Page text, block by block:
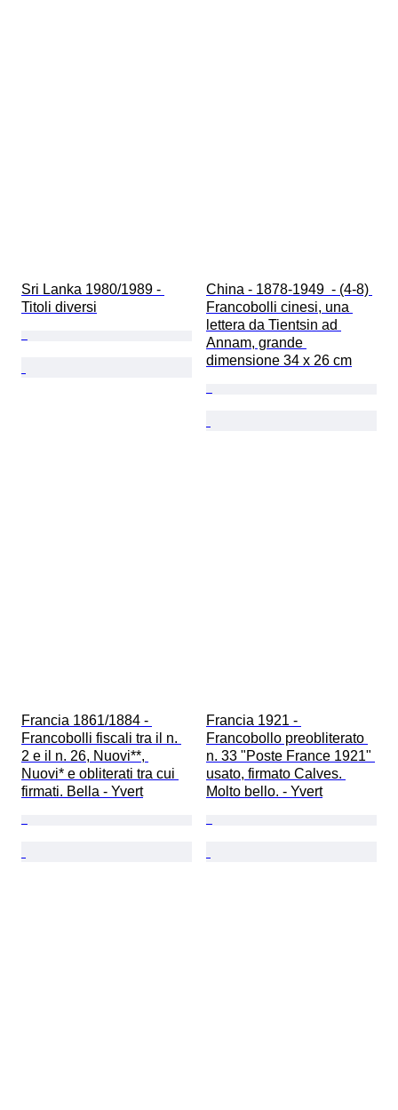
Sri Lanka 1980/1989 -
Titoli diversi
China - 1878-1949  - (4-8)
Francobolli cinesi, una
lettera da Tientsin ad
Annam, grande
dimensione 34 x 26 cm
Francia 1861/1884 -
Francobolli fiscali tra il n.
2 e il n. 26, Nuovi**,
Nuovi* e obliterati tra cui
firmati. Bella - Yvert
Francia 1921 -
Francobollo preobliterato
n. 33 "Poste France 1921"
usato, firmato Calves.
Molto bello. - Yvert